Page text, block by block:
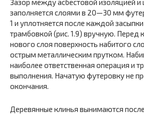
заполняется слоями в 20—30 мм
1 и уплотняется после каждой
трамбовкой (рис. 1.9) вручную. Перед
нового слоя поверхность набитого
острым металлическим прутком.
наиболее ответственная операция и
выполнения. Начатую футеровку не
окончания.
Деревянные клинья вынимаются